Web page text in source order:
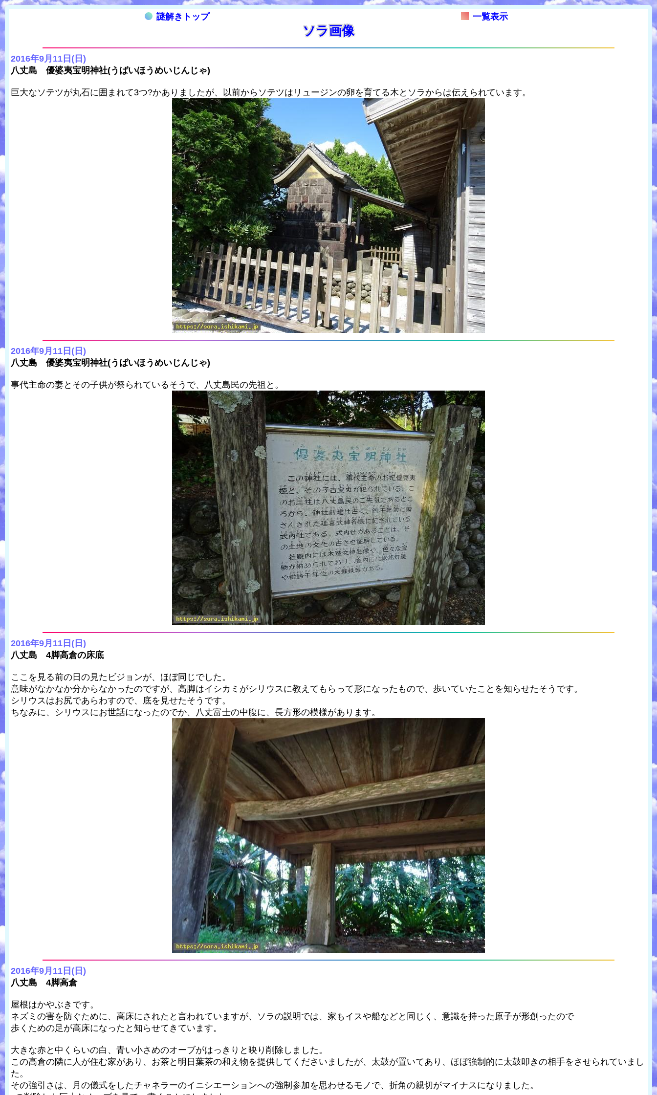
謎解きトップ 一覧表示
ソラ画像
2016年9月11日(日)
八丈島 優婆夷宝明神社(うばいほうめいじんじゃ)
巨大なソテツが丸石に囲まれて3つ?かありましたが、以前からソテツはリュージンの卵を育てる木とソラからは伝えられています。
2016年9月11日(日)
八丈島 優婆夷宝明神社(うばいほうめいじんじゃ)
事代主命の妻とその子供が祭られているそうで、八丈島民の先祖と。
2016年9月11日(日)
八丈島 4脚高倉の床底
ここを見る前の日の見たビジョンが、ほぼ同じでした。
意味がなかなか分からなかったのですが、高脚はイシカミがシリウスに教えてもらって形になったもので、歩いていたことを知らせたそうです。
シリウスはお尻であらわすので、底を見せたそうです。
ちなみに、シリウスにお世話になったのでか、八丈富士の中腹に、長方形の模様があります。
2016年9月11日(日)
八丈島 4脚高倉
屋根はかやぶきです。
ネズミの害を防ぐために、高床にされたと言われていますが、ソラの説明では、家もイスや船などと同じく、意識を持った原子が形創ったので
歩くための足が高床になったと知らせてきています。
大きな赤と中くらいの白、青い小さめのオーブがはっきりと映り削除しました。
この高倉の隣に人が住む家があり、お茶と明日葉茶の和え物を提供してくださいましたが、太鼓が置いてあり、ほぼ強制的に太鼓叩きの相手をさせられていまし
た。
その強引さは、月の儀式をしたチャネラーのイニシエーションへの強制参加を思わせるモノで、折角の親切がマイナスになりました。